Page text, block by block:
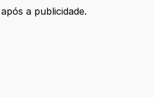
a publicidade.